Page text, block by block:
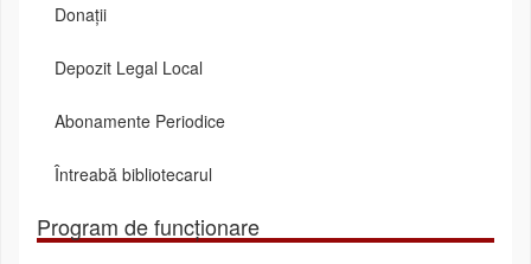
Donații
Depozit Legal Local
Abonamente Periodice
Întreabă bibliotecarul
Program de funcționare